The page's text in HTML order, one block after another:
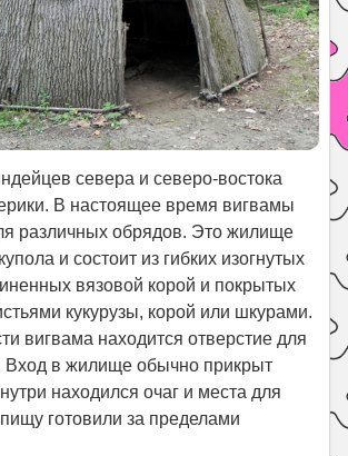
севера и северо-востока
В настоящее время вигвамы
различных обрядов. Это жилище
и состоит из гибких изогнутых
вязовой корой и покрытых
кукурузы, корой или шкурами.
вигвама находится отверстие для
в жилище обычно прикрыт
находился очаг и места для
готовили за пределами